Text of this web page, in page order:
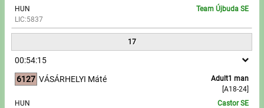
HUN
LIC:5837
Team Újbuda SE
17
00:54:15
6127
Adult1 man
[A18-24]
VÁSÁRHELYI Máté
HUN
Castor SE